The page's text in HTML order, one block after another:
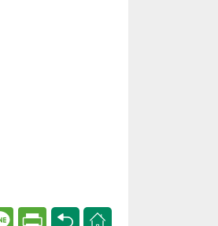
Line Print